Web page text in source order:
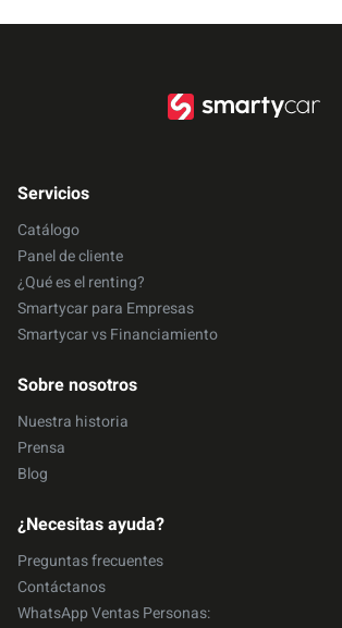
Servicios
Catálogo
Panel de cliente
¿Qué es el renting?
Smartycar para Empresas
Smartycar vs Financiamiento
Sobre nosotros
Nuestra historia
Prensa
Blog
¿Necesitas ayuda?
Preguntas frecuentes
Contáctanos
WhatsApp Ventas Personas: